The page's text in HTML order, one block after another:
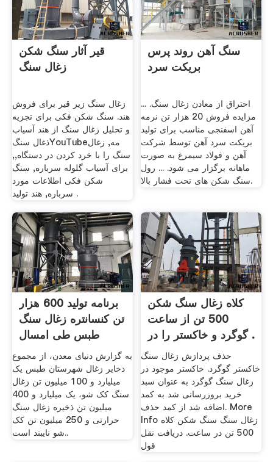
قیر آثار سنگ شکن
زغال سنگ
زغال سنگ زیر قیر برای فروش
هند. سنگ شکن فکی برای تجزیه
و تحلیل زغال سنگ از هند آسیاب
ذغال سنگYouTubeمه, زغال
سنگ را با خرد کردن در دستگاه,,
برای آسیاب گلوله سرباره, سنگ
شکن فکی اطلاعات مورد
سرباره, هند تولید .
سنگ آهن روند پرس
بریکت سرد
احتراق از معادن زغال سنگ. ...
مزایده فروش 20 هزار تن نرمه
آهن اسفنجی مناسب برای تولید
بریکت سرد آهن توسط شرکت
آهن و فولاد سیمرغ به صورت
ماهانه برگزار می شود. ... رول
سنگ شکن های تحت فشار بالا.
برنامه تولید 600 هزار
تن کنسانتره زغال سنگ
طبس طی امسال
به گزارش دنیای معدن، از مجموع
ذخایر زغال شهرستان طبس یک
میلیارد و 100 میلیون تن زغال
سنگ کک شو، یک میلیارد و 400
میلیون تن ذخیره زغال سنگ
حرارتی و 250 میلیون تن کک
شو نایبند است..
کلاه زغال سنگ شکن
500 تن از ساعت
گوگرد و خاکستر را در .
حذف پردازش زغال سنگ
خاکستر گوگرد. خاکستر موجود در
زغال سنگ گوگرد به عنوان سبد
خرید بروزرسانی شد به کمد
اضافه شد از کمد حذف. More
Info زغال سنگ سنگ شکن کلاه
500 تن در ساعت. دریافت نقل
قول